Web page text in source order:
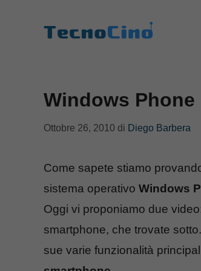
Windows
Ottobre 26, 2010 di Diego Barbera
Come sapete stiamo
sistema operativo Windows
Oggi vi proponiamo due
smartphone, che trovate
sue varie funzionalità